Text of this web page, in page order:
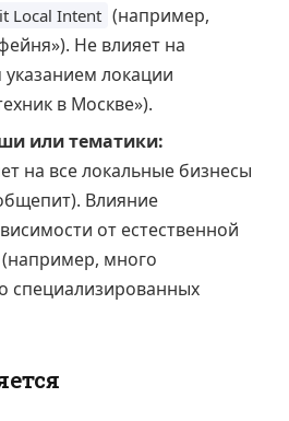
Local Intent (например,
Не влияет на
локации
в Москве»).
или тематики:
на все локальные бизнесы
Влияние
от естественной
много
специализированных